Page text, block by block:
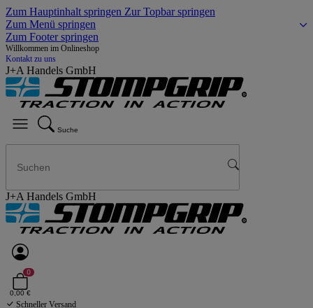
Zum Hauptinhalt springen Zur Topbar springen
Zum Menü springen
Zum Footer springen
Willkommen im Onlineshop
Kontakt zu uns
J+A Handels GmbH
Suche
J+A Handels GmbH
0
0,00 €
Schneller Versand